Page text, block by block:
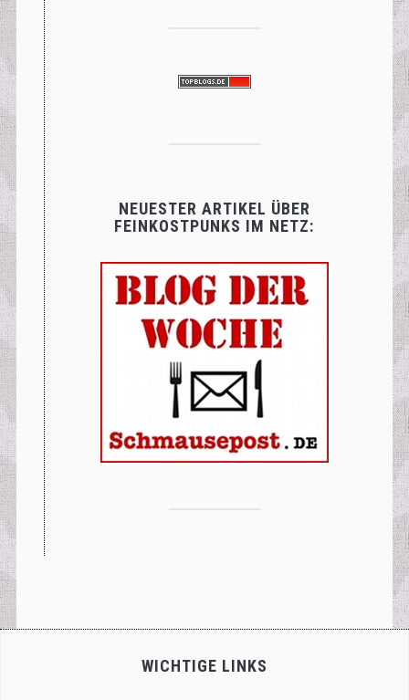
NEUESTER ARTIKEL ÜBER
FEINKOSTPUNKS IM NETZ:
WICHTIGE LINKS